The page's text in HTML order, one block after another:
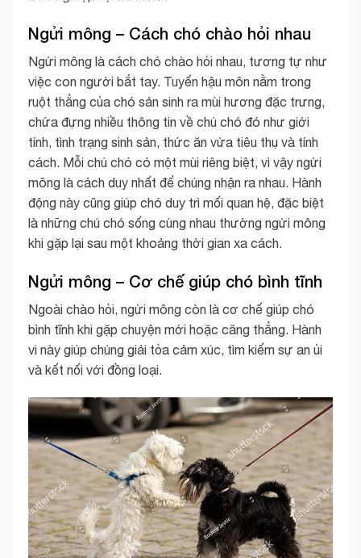
Ngửi mông – Cách chó chào hỏi nhau
Ngửi mông là cách chó chào hỏi nhau, tương tự như
việc con người bắt tay. Tuyến hậu môn nằm trong
ruột thẳng của chó sản sinh ra mùi hương đặc trưng,
chứa đựng nhiều thông tin về chú chó đó như giới
tính, tình trạng sinh sản, thức ăn vừa tiêu thụ và tính
cách. Mỗi chú chó có một mùi riêng biệt, vì vậy ngửi
mông là cách duy nhất để chúng nhận ra nhau. Hành
động này cũng giúp chó duy trì mối quan hệ, đặc biệt
là những chú chó sống cùng nhau thường ngửi mông
khi gặp lại sau một khoảng thời gian xa cách.
Ngửi mông – Cơ chế giúp chó bình tĩnh
Ngoài chào hỏi, ngửi mông còn là cơ chế giúp chó
bình tĩnh khi gặp chuyện mới hoặc căng thẳng. Hành
vi này giúp chúng giải tỏa cảm xúc, tìm kiếm sự an ủi
và kết nối với đồng loại.